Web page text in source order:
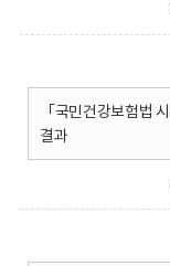
「국민건강보험법
결과